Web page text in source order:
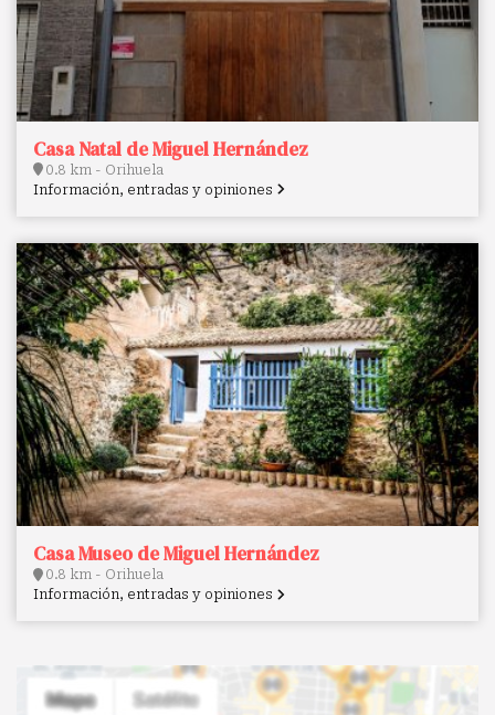
Casa Natal de Miguel Hernández
0.8 km - Orihuela
Información, entradas y opiniones
Casa Museo de Miguel Hernández
0.8 km - Orihuela
Información, entradas y opiniones